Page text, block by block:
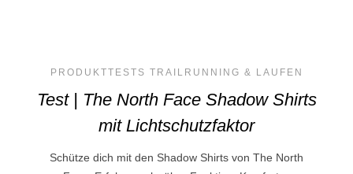
PRODUKTTESTS TRAILRUNNING & LAUFEN
Test | The North Face Shadow Shirts
mit Lichtschutzfaktor
Schütze dich mit den Shadow Shirts von The North